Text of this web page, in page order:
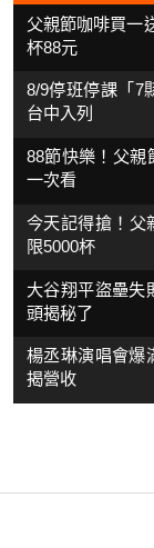
父親節咖啡買一
杯88元
8/9停班停課「7
台中入列
88節快樂！父親
一次看
今天記得搶！父
限5000杯
大谷翔平盜壘失
頭揭秘了
楊丞琳演唱會爆
揭營收